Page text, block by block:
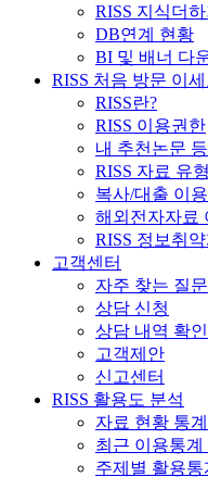
RISS 지식더하
DB연계 현황
BI 및 배너 다
RISS 처음 방문 이
RISS란?
RISS 이용권한
내 추천논문
RISS 자료 유
복사/대출 이
해외전자자료
RISS 정보취
고객센터
자주 찾는 질문
상담 신청
상담 내역 확인
고객제안
신고센터
RISS 활용도 분석
자료 현황 통계
최근 이용통계
주제별 활용통